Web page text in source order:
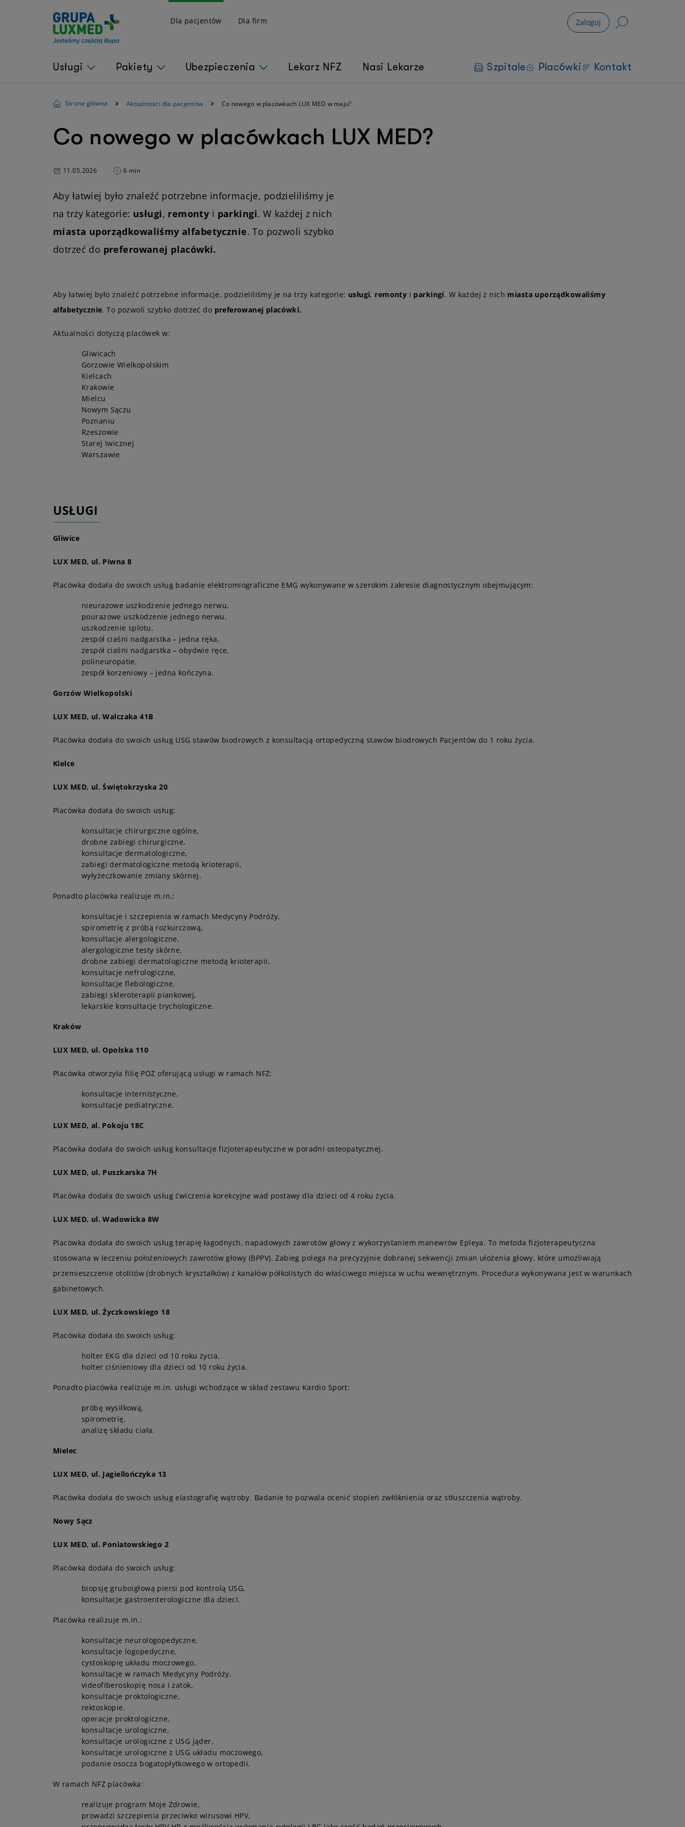
Dla pacjentów Dla firm Zaloguj
Usługi Pakiety Ubezpieczenia Lekarz NFZ Nasi Lekarze Szpitale Placówki Kontakt
Strona główna Aktualności dla pacjentów Co nowego w placówkach LUX MED w maju?
Co nowego w placówkach LUX MED?
11.05.2026 6 min
Aby łatwiej było znaleźć potrzebne informacje, podzieliliśmy je
na trzy kategorie: usługi, remonty i parkingi. W każdej z nich
miasta uporządkowaliśmy alfabetycznie. To pozwoli szybko
dotrzeć do preferowanej placówki.
Aby łatwiej było znaleźć potrzebne informacje, podzieliliśmy je na trzy kategorie: usługi, remonty i parkingi. W każdej z nich miasta uporządkowaliśmy
alfabetycznie. To pozwoli szybko dotrzeć do preferowanej placówki.
Aktualności dotyczą placówek w:
Gliwicach
Gorzowie Wielkopolskim
Kielcach
Krakowie
Mielcu
Nowym Sączu
Poznaniu
Rzeszowie
Starej Iwicznej
Warszawie
USŁUGI
Gliwice
LUX MED, ul. Piwna 8
Placówka dodała do swoich usług badanie elektromiograficzne EMG wykonywane w szerokim zakresie diagnostycznym obejmującym:
nieurazowe uszkodzenie jednego nerwu,
pourazowe uszkodzenie jednego nerwu,
uszkodzenie splotu,
zespół ciaśni nadgarstka – jedna ręka,
zespół ciaśni nadgarstka – obydwie ręce,
polineuropatie,
zespół korzeniowy – jedna kończyna.
Gorzów Wielkopolski
LUX MED, ul. Walczaka 41B
Placówka dodała do swoich usług USG stawów biodrowych z konsultacją ortopedyczną stawów biodrowych Pacjentów do 1 roku życia.
Kielce
LUX MED, ul. Świętokrzyska 20
Placówka dodała do swoich usług:
konsultacje chirurgiczne ogólne,
drobne zabiegi chirurgiczne,
konsultacje dermatologiczne,
zabiegi dermatologiczne metodą krioterapii,
wyłyżeczkowanie zmiany skórnej.
Ponadto placówka realizuje m.in.:
konsultacje i szczepienia w ramach Medycyny Podróży,
spirometrię z próbą rozkurczową,
konsultacje alergologiczne,
alergologiczne testy skórne,
drobne zabiegi dermatologiczne metodą krioterapii,
konsultacje nefrologiczne,
konsultacje flebologiczne,
zabiegi skleroterapii piankowej,
lekarskie konsultacje trychologiczne.
Kraków
LUX MED, ul. Opolska 110
Placówka otworzyła filię POZ oferującą usługi w ramach NFZ:
konsultacje internistyczne,
konsultacje pediatryczne.
LUX MED, al. Pokoju 18C
Placówka dodała do swoich usług konsultacje fizjoterapeutyczne w poradni osteopatycznej.
LUX MED, ul. Puszkarska 7H
Placówka dodała do swoich usług ćwiczenia korekcyjne wad postawy dla dzieci od 4 roku życia.
LUX MED, ul. Wadowicka 8W
Placówka dodała do swoich usług terapię łagodnych, napadowych zawrotów głowy z wykorzystaniem manewrów Epleya. To metoda fizjoterapeutyczna
stosowana w leczeniu położeniowych zawrotów głowy (BPPV). Zabieg polega na precyzyjnie dobranej sekwencji zmian ułożenia głowy, które umożliwiają
przemieszczenie otolitów (drobnych kryształków) z kanałów półkolistych do właściwego miejsca w uchu wewnętrznym. Procedura wykonywana jest w warunkach
gabinetowych.
LUX MED, ul. Życzkowskiego 18
Placówka dodała do swoich usług:
holter EKG dla dzieci od 10 roku życia,
holter ciśnieniowy dla dzieci od 10 roku życia.
Ponadto placówka realizuje m.in. usługi wchodzące w skład zestawu Kardio Sport:
próbę wysiłkową,
spirometrię,
analizę składu ciała.
Mielec
LUX MED, ul. Jagiellończyka 13
Placówka dodała do swoich usług elastografię wątroby. Badanie to pozwala ocenić stopień zwłóknienia oraz stłuszczenia wątroby.
Nowy Sącz
LUX MED, ul. Poniatowskiego 2
Placówka dodała do swoich usług:
biopsję gruboigłową piersi pod kontrolą USG,
konsultacje gastroenterologiczne dla dzieci.
Placówka realizuje m.in.:
konsultacje neurologopedyczne,
konsultacje logopedyczne,
cystoskopię układu moczowego,
konsultacje w ramach Medycyny Podróży,
videofiberoskopię nosa i zatok,
konsultacje proktologiczne,
rektoskopie,
operacje proktologiczne,
konsultacje urologiczne,
konsultacje urologiczne z USG jąder,
konsultacje urologiczne z USG układu moczowego,
podanie osocza bogatopłytkowego w ortopedii.
W ramach NFZ placówka:
realizuje program Moje Zdrowie,
prowadzi szczepienia przeciwko wirusowi HPV,